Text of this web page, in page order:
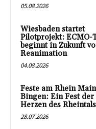
05.08.2026
Wiesbaden startet
Pilotprojekt: ECMO-
beginnt in Zukunft
Reanimation
04.08.2026
Feste am Rhein
Bingen: Ein Fest
Herzen des Rheintals
28.07.2026